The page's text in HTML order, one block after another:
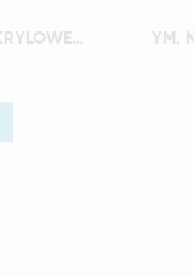
YM. NAPERCE POSTERIOR - AKRYLOWE ZĘBY SZTUCZNE - B2-M32D